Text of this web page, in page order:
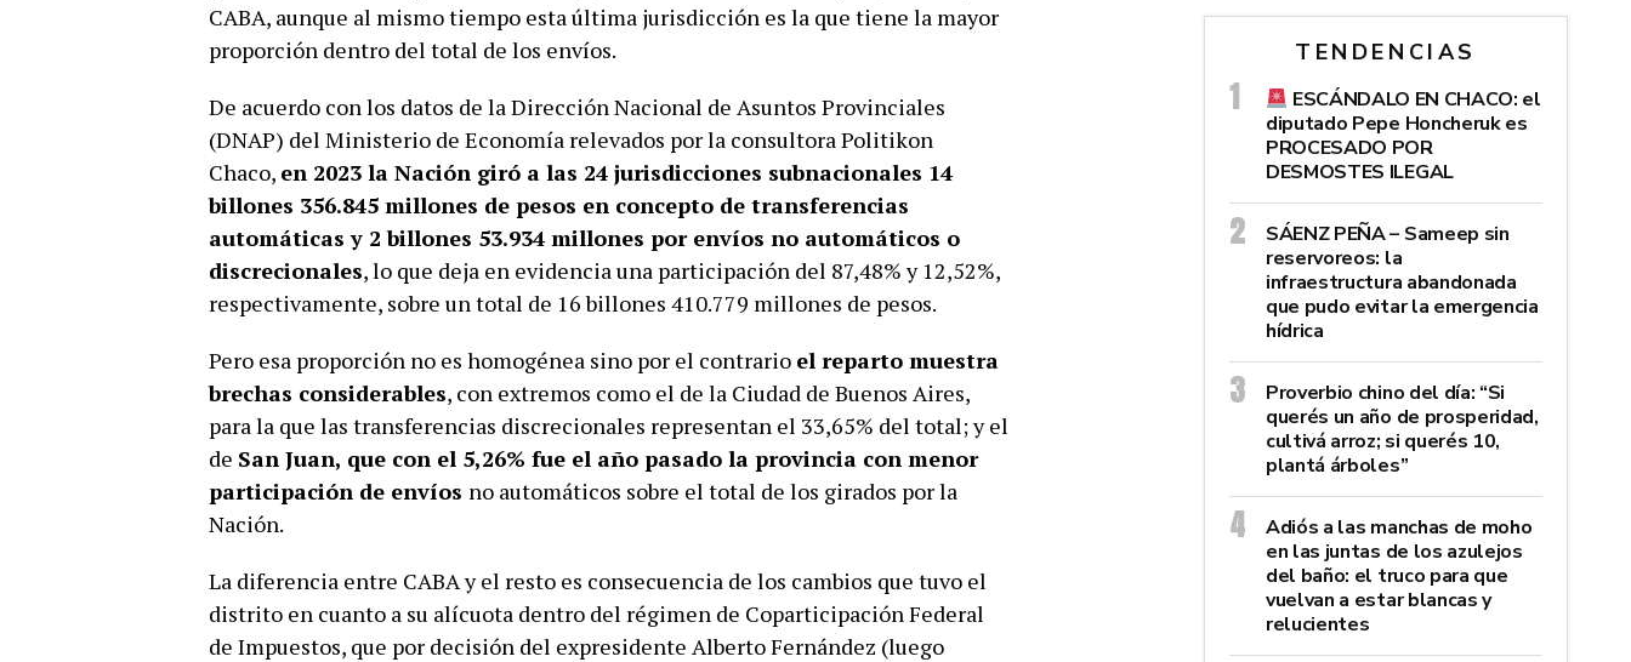
CABA, aunque al mismo tiempo esta última jurisdicción es la que tiene la mayor
proporción dentro del total de los envíos.
De acuerdo con los datos de la Dirección Nacional de Asuntos Provinciales
(DNAP) del Ministerio de Economía relevados por la consultora Politikon
Chaco, en 2023 la Nación giró a las 24 jurisdicciones subnacionales 14
billones 356.845 millones de pesos en concepto de transferencias
automáticas y 2 billones 53.934 millones por envíos no automáticos o
discrecionales, lo que deja en evidencia una participación del 87,48% y 12,52%,
respectivamente, sobre un total de 16 billones 410.779 millones de pesos.
Pero esa proporción no es homogénea sino por el contrario el reparto muestra
brechas considerables, con extremos como el de la Ciudad de Buenos Aires,
para la que las transferencias discrecionales representan el 33,65% del total; y el
de San Juan, que con el 5,26% fue el año pasado la provincia con menor
participación de envíos no automáticos sobre el total de los girados por la
Nación.
La diferencia entre CABA y el resto es consecuencia de los cambios que tuvo el
distrito en cuanto a su alícuota dentro del régimen de Coparticipación Federal
de Impuestos, que por decisión del expresidente Alberto Fernández (luego
TENDENCIAS
ESCÁNDALO EN CHACO: el
diputado Pepe Honcheruk es
PROCESADO POR
DESMOSTES ILEGAL
SÁENZ PEÑA – Sameep sin
reservoreos: la
infraestructura abandonada
que pudo evitar la emergencia
hídrica
Proverbio chino del día: “Si
querés un año de prosperidad,
cultivá arroz; si querés 10,
plantá árboles”
Adiós a las manchas de moho
en las juntas de los azulejos
del baño: el truco para que
vuelvan a estar blancas y
relucientes